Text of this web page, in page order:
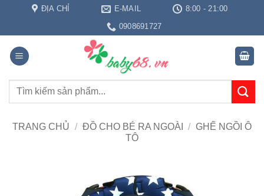
nội
dung
ĐỊA CHỈ E-MAIL
8:00 - 21:00
0908691727
Tìm
TRANG CHỦ / ĐỒ CHO BÉ RA NGOÀI / GHẾ NGỒI Ô
TÔ